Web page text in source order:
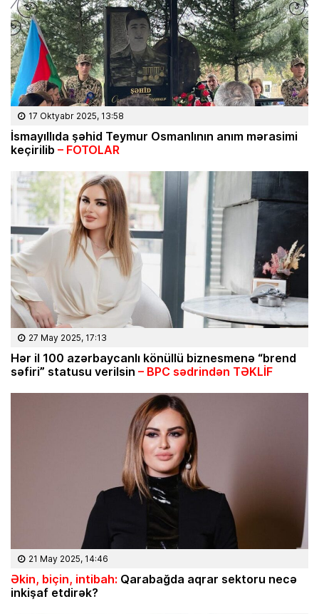
17 Oktyabr 2025, 13:58
İsmayıllıda şəhid Teymur Osmanlının anım mərasimi
keçirilib – FOTOLAR
27 May 2025, 17:13
Hər il 100 azərbaycanlı könüllü biznesmenə “brend
səfiri” statusu verilsin – BPC sədrindən TƏKLİF
21 May 2025, 14:46
Əkin, biçin, intibah: Qarabağda aqrar sektoru necə
inkişaf etdirək?